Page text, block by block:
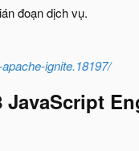
đoạn dịch vụ.
ignite.18197/
JavaScript